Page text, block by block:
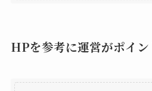
HPを参考に運営がポイ